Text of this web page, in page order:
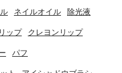
ネイルオイル 除光液
リップ クレヨンリップ
パフ